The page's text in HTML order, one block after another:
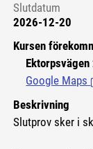
Slutdatum
2026-12-20
Kursen
Ektorpsvägen
Google Maps
Beskrivning
Slutprov sker i